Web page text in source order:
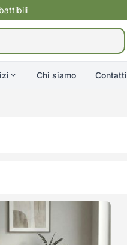
Chi siamo Contatti